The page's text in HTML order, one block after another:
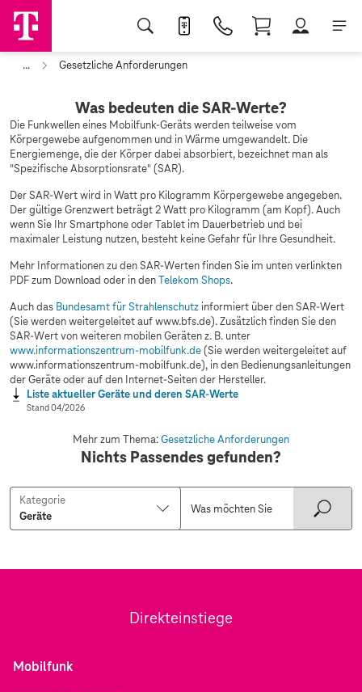
... Gesetzliche Anforderungen
Was bedeuten die SAR-Werte?
Die Funkwellen eines Mobilfunk-Geräts werden teilweise vom
Körpergewebe aufgenommen und in Wärme umgewandelt. Die
Energiemenge, die der Körper dabei absorbiert, bezeichnet man als
"Spezifische Absorptionsrate" (SAR).
Der SAR-Wert wird in Watt pro Kilogramm Körpergewebe angegeben.
Der gültige Grenzwert beträgt 2 Watt pro Kilogramm (am Kopf). Auch
wenn Sie Ihr Smartphone oder Tablet im Dauerbetrieb und bei
maximaler Leistung nutzen, besteht keine Gefahr für Ihre Gesundheit.
Mehr Informationen zu den SAR-Werten finden Sie im unten verlinkten
PDF zum Download oder in denTelekom Shops.
Auch das Bundesamt für Strahlenschutz informiert über den SAR-Wert
(Sie werden weitergeleitet auf www.bfs.de). Zusätzlich finden Sie den
SAR-Wert von weiteren mobilen Geräten z. B. unter
www.informationszentrum-mobilfunk.de(Sie werden weitergeleitet auf
www.informationszentrum-mobilfunk.de), in den Bedienungsanleitungen
der Geräte oder auf den Internet-Seiten der Hersteller.
Liste aktueller Geräte und deren SAR-Werte
Stand 04/2026
Mehr zum Thema:Gesetzliche Anforderungen
Nichts Passendes gefunden?
Kategorie
Direkteinstiege
Mobilfunk